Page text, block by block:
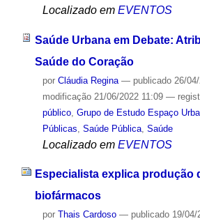
Localizado em EVENTOS
Saúde Urbana em Debate:
Saúde do Coração
por Cláudia Regina — publicado26/04/
modificação21/06/2022 11:09 —
público, Grupo de Estudo Espaço
Públicas Saúde Pública, Saúde
Localizado em EVENTOS
Especialista explica produção
biofármacos
por Thais Cardoso — publicado19/04/